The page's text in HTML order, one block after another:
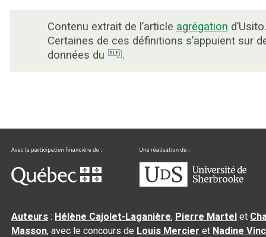
Contenu extrait de l’article agrégation d’Usito.
Certaines de ces définitions s’appuient sur
données du
.
Auteurs : Hélène Cajolet-Laganière, Pierre Martel et
Masson, avec le concours de Louis Mercier et Nadine